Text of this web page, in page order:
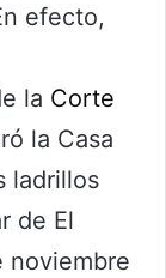
efecto,
la Corte
la Casa
ladrillos
de El
noviembre